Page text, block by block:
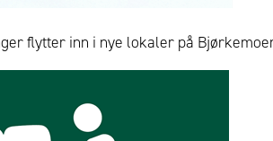
flytter inn i nye lokaler på